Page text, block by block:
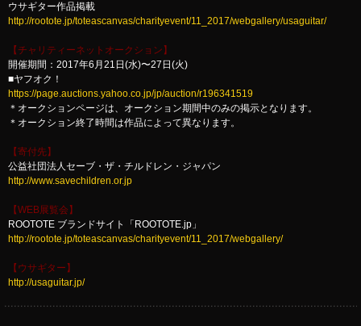
ウサギター作品掲載
http://rootote.jp/toteascanvas/charityevent/11_2017/webgallery/usaguitar/
【チャリティーネットオークション】
開催期間：2017年6月21日(水)〜27日(火)
■ヤフオク！
https://page.auctions.yahoo.co.jp/jp/auction/r196341519
＊オークションページは、オークション期間中のみの掲示となります。
＊オークション終了時間は作品によって異なります。
【寄付先】
公益社団法人セーブ・ザ・チルドレン・ジャパン
http://www.savechildren.or.jp
【WEB展覧会】
ROOTOTE ブランドサイト「ROOTOTE.jp」
http://rootote.jp/toteascanvas/charityevent/11_2017/webgallery/
【ウサギター】
http://usaguitar.jp/